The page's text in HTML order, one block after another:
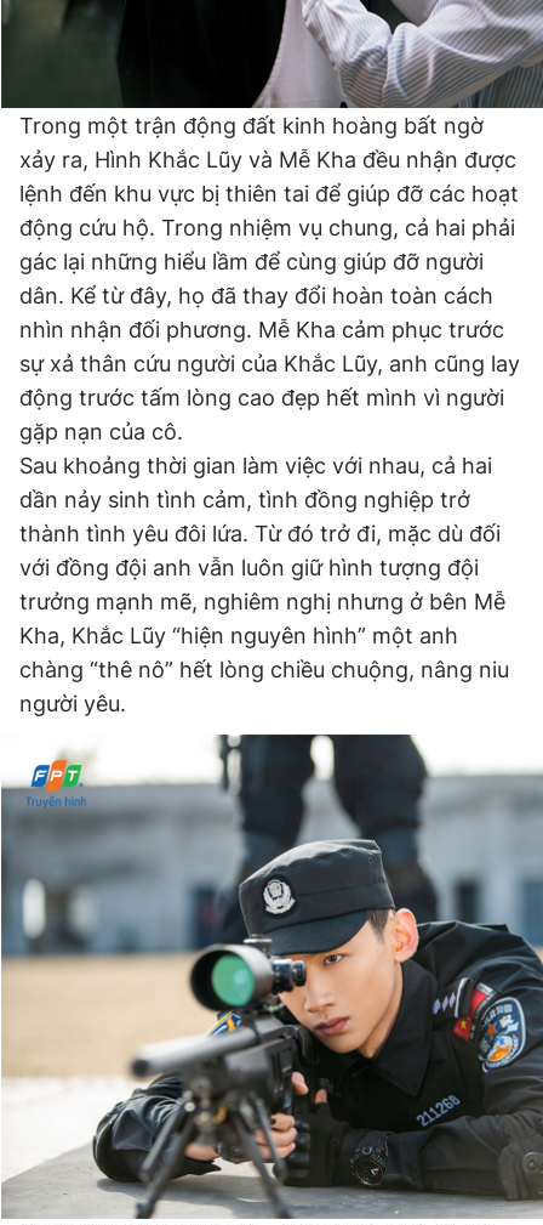
Trong một trận động đất kinh hoàng bất ngờ
xảy ra, Hình Khắc Lũy và Mễ Kha đều nhận được
lệnh đến khu vực bị thiên tai để giúp đỡ các hoạt
động cứu hộ. Trong nhiệm vụ chung, cả hai phải
gác lại những hiểu lầm để cùng giúp đỡ người
dân. Kể từ đây, họ đã thay đổi hoàn toàn cách
nhìn nhận đối phương. Mễ Kha cảm phục trước
sự xả thân cứu người của Khắc Lũy, anh cũng lay
động trước tấm lòng cao đẹp hết mình vì người
gặp nạn của cô.
Sau khoảng thời gian làm việc với nhau, cả hai
dần nảy sinh tình cảm, tình đồng nghiệp trở
thành tình yêu đôi lứa. Từ đó trở đi, mặc dù đối
với đồng đội anh vẫn luôn giữ hình tượng đội
trưởng mạnh mẽ, nghiêm nghị nhưng ở bên Mễ
Kha, Khắc Lũy “hiện nguyên hình” một anh
chàng “thê nô” hết lòng chiều chuộng, nâng niu
người yêu.